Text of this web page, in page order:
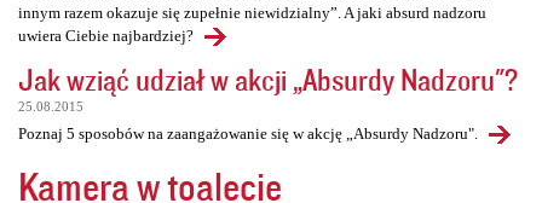
innym razem okazuje się zupełnie niewidzialny”. A jaki absurd nadzoru
uwiera Ciebie najbardziej?
Jak wziąć udział w akcji „Absurdy Nadzoru"?
25.08.2015
Poznaj 5 sposobów na zaangażowanie się w akcję „Absurdy Nadzoru".
Kamera w toalecie